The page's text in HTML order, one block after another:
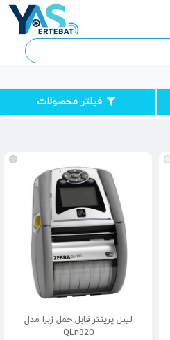
فیلتر محصولات
لیبل پرینتر قابل حمل زبرا مدل
QLn320